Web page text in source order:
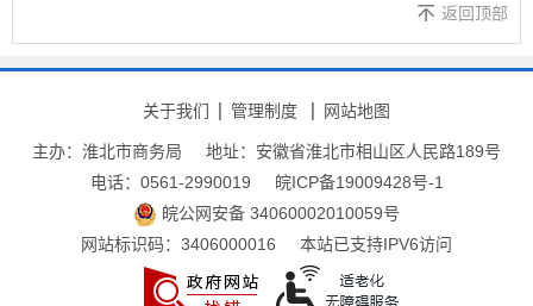
返回顶部
关于我们 管理制度 网站地图
主办：淮北市商务局
地址：安徽省淮北市相山区人民路189号
电话：0561-2990019
皖ICP备19009428号-1
皖公网安备 34060002010059号
网站标识码：3406000016
本站已支持IPV6访问